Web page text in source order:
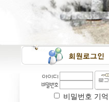
비밀번호 기억